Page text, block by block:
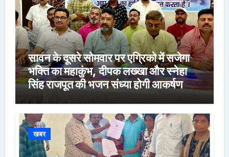
सावन के दूसरे सोमवार पर एग्रिको में सजेगा
भक्ति का महाकुंभ, दीपक लख्खा और स्नेहा
सिंह राजपूत की भजन संध्या होगी आकर्षण
खबर